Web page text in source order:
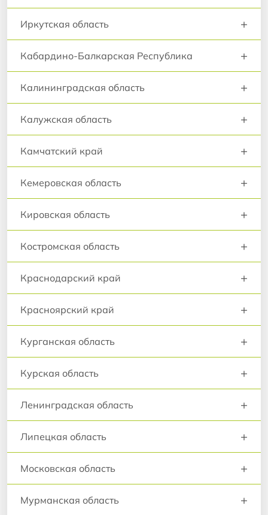
Иркутская область +
Кабардино-Балкарская Республика +
Калининградская область +
Калужская область +
Камчатский край +
Кемеровская область +
Кировская область +
Костромская область +
Краснодарский край +
Красноярский край +
Курганская область +
Курская область +
Ленинградская область +
Липецкая область +
Московская область +
Мурманская область +